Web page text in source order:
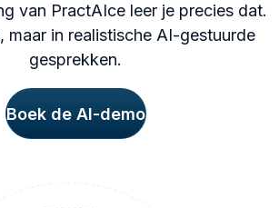
van PractAIce leer je precies dat.
maar in realistische AI-gestuurde
gesprekken.
Boek de AI-demo